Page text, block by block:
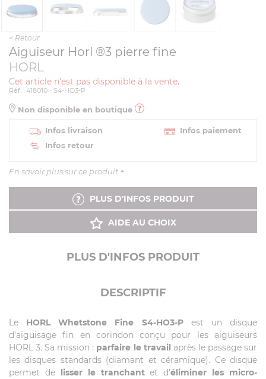
< Retour
Aiguiseur Horl ®3 pierre fine
HORL
Cet article n'est pas disponible à la vente.
Réf. : 418010 - S4-HO3-P
Non disponible en boutique
Infos livraison
Infos paiement
Infos retour
En savoir plus sur ce produit +
PLUS D'INFOS PRODUIT
AIDE AU CHOIX
PLUS D'INFOS PRODUIT
DESCRIPTIF
Le HORL Whetstone Fine S4-HO3-Pest un disque
d'aiguisage fin en corindon conçu pour les aiguiseurs
HORL 3. Sa mission : parfaire le travail après le passage sur
les disques standards (diamant et céramique). Ce disque
permet de
lisser le tranchantet d'éliminer les micro-